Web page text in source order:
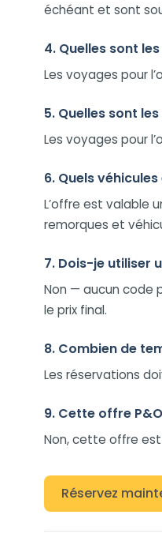
échéant et sont
4. Quelles sont
Les voyages pour
5. Quelles sont
Les voyages pour
6. Quels
L’offre est valable
remorques et
7. Dois-je utiliser
Non — aucun code
le prix final.
8. Combien de
Les réservations
9. Cette offre
Non, cette offre
Réservez